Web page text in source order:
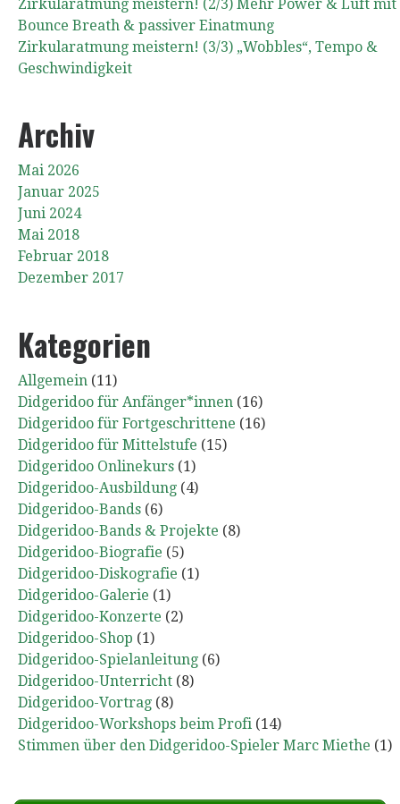
Zirkularatmung meistern! (2/3) Mehr Power & Luft mit
Bounce Breath & passiver Einatmung
Zirkularatmung meistern! (3/3) „Wobbles“, Tempo &
Geschwindigkeit
Archiv
Mai 2026
Januar 2025
Juni 2024
Mai 2018
Februar 2018
Dezember 2017
Kategorien
Allgemein (11)
Didgeridoo für Anfänger*innen (16)
Didgeridoo für Fortgeschrittene (16)
Didgeridoo für Mittelstufe (15)
Didgeridoo Onlinekurs (1)
Didgeridoo-Ausbildung (4)
Didgeridoo-Bands (6)
Didgeridoo-Bands & Projekte (8)
Didgeridoo-Biografie (5)
Didgeridoo-Diskografie (1)
Didgeridoo-Galerie (1)
Didgeridoo-Konzerte (2)
Didgeridoo-Shop (1)
Didgeridoo-Spielanleitung (6)
Didgeridoo-Unterricht (8)
Didgeridoo-Vortrag (8)
Didgeridoo-Workshops beim Profi (14)
Stimmen über den Didgeridoo-Spieler Marc Miethe (1)